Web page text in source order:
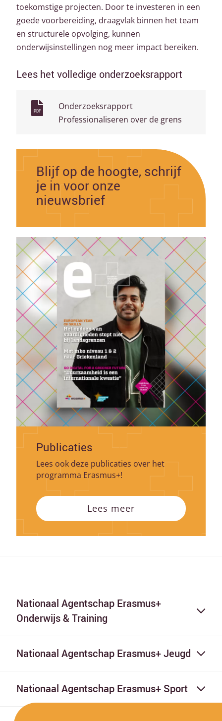
Blijf op de hoogte, schrijf
je in voor onze
nieuwsbrief
Publicaties
Lees ook deze publicaties over het
programma Erasmus+!
Lees meer
toekomstige projecten. Door te investeren in een
goede voorbereiding, draagvlak binnen het team
en structurele opvolging, kunnen
onderwijsinstellingen nog meer impact bereiken.
Lees het volledige onderzoeksrapport
PDF
Onderzoeksrapport
Professionaliseren over de grens
Nationaal Agentschap Erasmus+
Onderwijs & Training
Nationaal Agentschap Erasmus+ Jeugd
Nationaal Agentschap Erasmus+ Sport